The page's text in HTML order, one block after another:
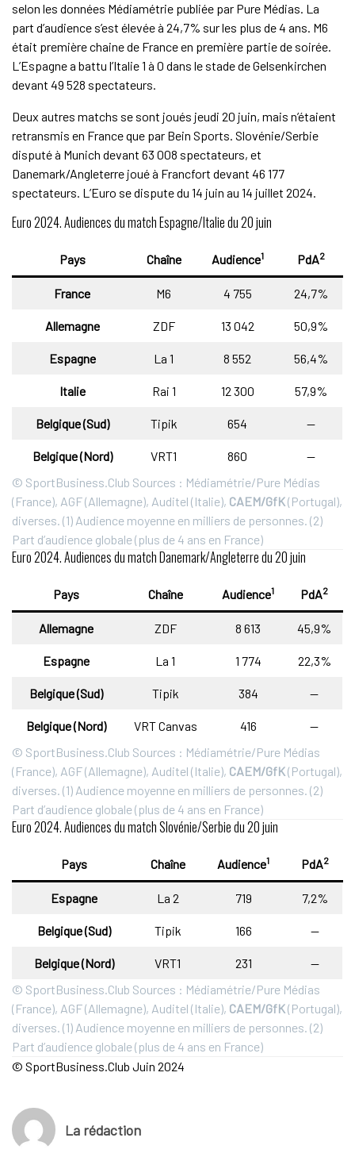
selon les données Médiamétrie publiée par Pure Médias. La
part d’audience s’est élevée à 24,7% sur les plus de 4 ans. M6
était première chaine de France en première partie de soirée.
L’Espagne a battu l’Italie 1 à 0 dans le stade de Gelsenkirchen
devant 49 528 spectateurs.
Deux autres matchs se sont joués jeudi 20 juin, mais n’étaient
retransmis en France que par Bein Sports. Slovénie/Serbie
disputé à Munich devant 63 008 spectateurs, et
Danemark/Angleterre joué à Francfort devant 46 177
spectateurs. L’Euro se dispute du 14 juin au 14 juillet 2024.
Euro 2024. Audiences du match Espagne/Italie du 20 juin
Pays Chaîne Audience1 PdA2
France M6 4 755 24,7%
Allemagne ZDF 13 042 50,9%
Espagne La 1 8 552 56,4%
Italie Rai 1 12 300 57,9%
Belgique (Sud) Tipik 654 —
Belgique (Nord) VRT1 860
—
© SportBusiness.Club Sources : Médiamétrie/Pure Médias
(France), AGF (Allemagne), Auditel (Italie), CAEM/GfK(Portugal),
diverses. (1) Audience moyenne en milliers de personnes. (2)
Part d’audience globale (plus de 4 ans en France)
Euro 2024. Audiences du match Danemark/Angleterre du 20 juin
Pays Chaîne Audience1 PdA2
Allemagne ZDF 8 613 45,9%
Espagne La 1 1 774 22,3%
Belgique (Sud) Tipik 384 —
Belgique (Nord) VRT Canvas 416
—
© SportBusiness.Club Sources : Médiamétrie/Pure Médias
(France), AGF (Allemagne), Auditel (Italie), CAEM/GfK(Portugal),
diverses. (1) Audience moyenne en milliers de personnes. (2)
Part d’audience globale (plus de 4 ans en France)
Euro 2024. Audiences du match Slovénie/Serbie du 20 juin
Pays Chaîne Audience1 PdA2
Espagne La 2 719 7,2%
Belgique (Sud) Tipik 166 —
Belgique (Nord) VRT1 231
—
© SportBusiness.Club Sources : Médiamétrie/Pure Médias
(France), AGF (Allemagne), Auditel (Italie), CAEM/GfK(Portugal),
diverses. (1) Audience moyenne en milliers de personnes. (2)
Part d’audience globale (plus de 4 ans en France)
© SportBusiness.Club Juin 2024
La rédaction